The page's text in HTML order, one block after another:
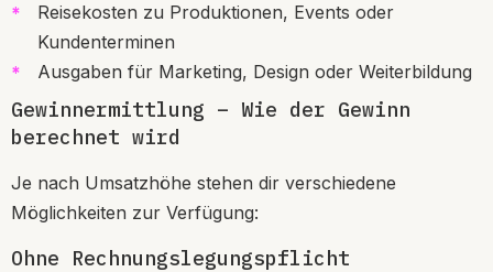
Reisekosten zu Produktionen, Events oder
Kundenterminen
Ausgaben für Marketing, Design oder Weiterbildung
Gewinnermittlung – Wie der Gewinn
berechnet wird
Je nach Umsatzhöhe stehen dir verschiedene
Möglichkeiten zur Verfügung:
Ohne Rechnungslegungspflicht